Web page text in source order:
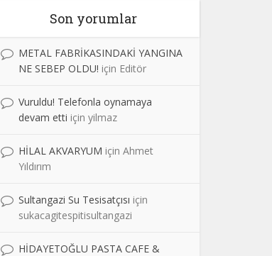
Son yorumlar
METAL FABRİKASINDAKİ YANGINA
NE SEBEP OLDU! için Editör
Vuruldu! Telefonla oynamaya
devam etti için yilmaz
HİLAL AKVARYUM için Ahmet
Yıldırım
Sultangazi Su Tesisatçısı için
sukacagitespitisultangazi
HİDAYETOĞLU PASTA CAFE &